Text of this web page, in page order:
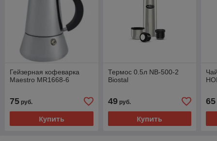
Гейзерная кофеварка
Maestro MR1668-6
75 руб.
Купить
Термос 0.5л NB-500-2
Biostal
49руб.
Купить
65